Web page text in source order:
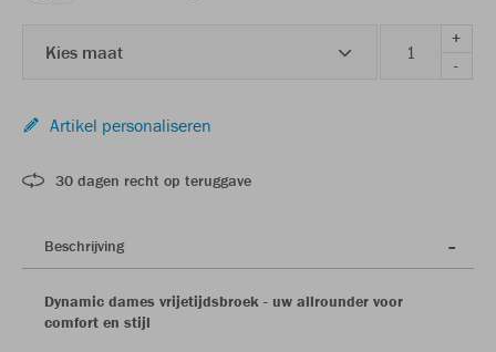
Kies maat
+
-
Artikel personaliseren
30 dagen recht op teruggave
Beschrijving
Dynamic dames vrijetijdsbroek - uw allrounder voor
comfort en stijl